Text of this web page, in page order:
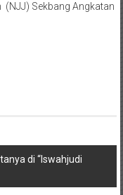
(NJJ) Sekbang Angkatan
di “Iswahjudi